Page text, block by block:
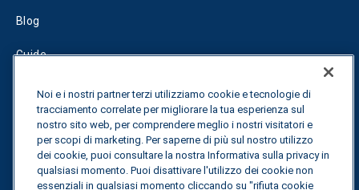
Blog
Guide
Fuel Savings Calculator
Calcolatore di ottimizzazione dei trasporti
Tracciamento delle tariffe
Noi e i nostri partner terzi utilizziamo cookie e tecnologie di
tracciamento correlate per migliorare la tua esperienza sul
nostro sito web, per comprendere meglio i nostri visitatori e
per scopi di marketing. Per saperne di più sul nostro utilizzo
dei cookie, puoi consultare la nostra Informativa sulla privacy in
qualsiasi momento. Puoi disattivare l'utilizzo dei cookie non
essenziali in qualsiasi momento cliccando su "rifiuta cookie